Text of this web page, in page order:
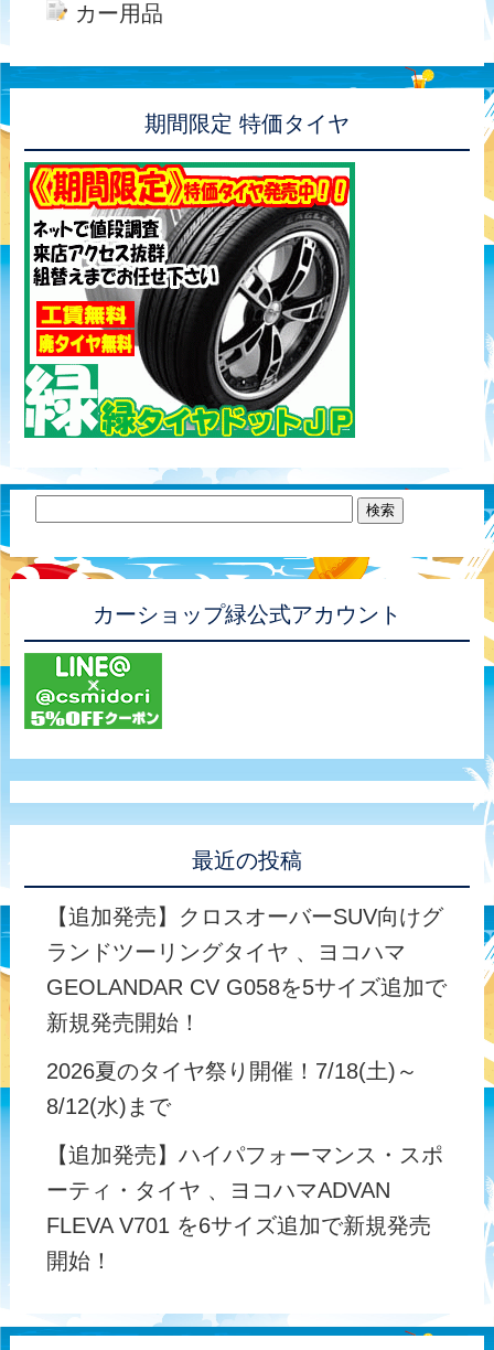
カー用品
期間限定 特価タイヤ
カーショップ緑公式アカウント
最近の投稿
【追加発売】クロスオーバーSUV向けグ
ランドツーリングタイヤ 、ヨコハマ
GEOLANDAR CV G058を5サイズ追加で
新規発売開始！
2026夏のタイヤ祭り開催！7/18(土)～
8/12(水)まで
【追加発売】ハイパフォーマンス・スポ
ーティ・タイヤ 、ヨコハマADVAN
FLEVA V701 を6サイズ追加で新規発売
開始！